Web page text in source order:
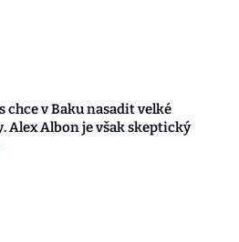
chce v Baku nasadit velké
Alex Albon je však skeptický